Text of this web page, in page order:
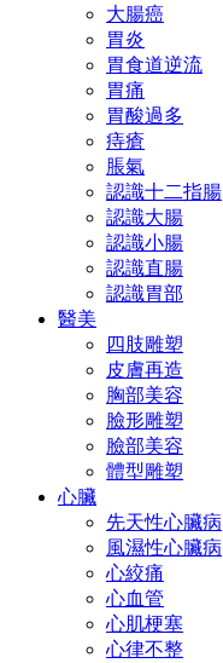
大腸癌
胃炎
胃食道逆流
胃痛
胃酸過多
痔瘡
脹氣
認識十二指腸
認識大腸
認識小腸
認識直腸
認識胃部
醫美
四肢雕塑
皮膚再造
胸部美容
臉形雕塑
臉部美容
體型雕塑
心臟
先天性心臟病
風濕性心臟病
心絞痛
心血管
心肌梗塞
心律不整